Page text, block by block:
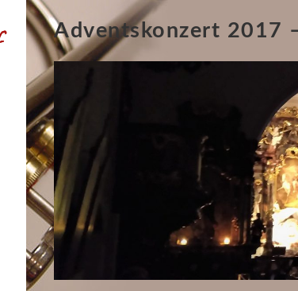
Adventskonzert 2017